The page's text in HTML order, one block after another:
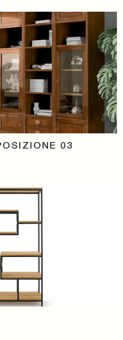
03